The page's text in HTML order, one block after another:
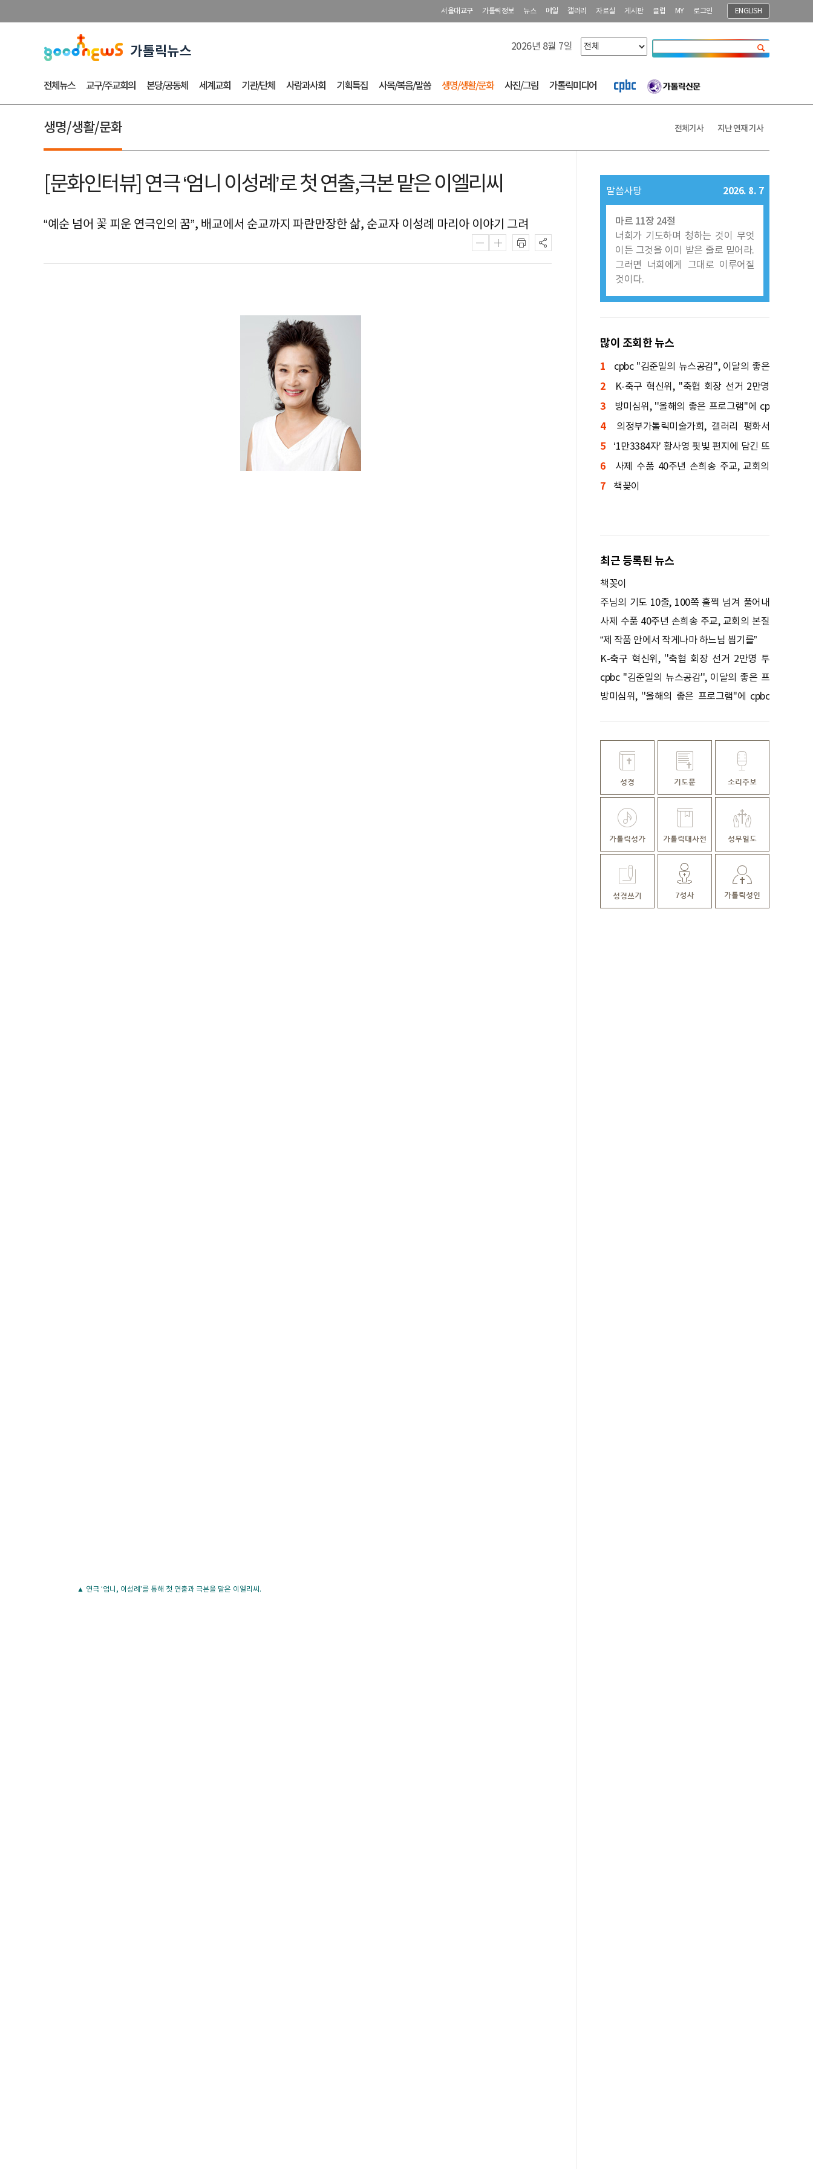
서울대교구 가톨릭정보 뉴스 메일 갤러리 자료실 게시판 클럽 MY 로그인 ENGLISH
2026년 8월 7일
전체뉴스 교구/주교회의 본당/공동체 세계교회 기관/단체 사람과사회 기획특집 사목/복음/말씀 생명/생활/문화 사진/그림 가톨릭미디어
생명/생활/문화 전체기사 지난 연재 기사
[문화인터뷰] 연극 ‘엄니 이성례’로 첫 연출,극본 맡은 이엘리씨
“예순 넘어 꽃 피운 연극인의 꿈”, 배교에서 순교까지 파란만장한 삶, 순교자 이성례 마리아 이야기 그려
▲ 연극 ‘엄니, 이성례’를 통해 첫 연출과 극본을 맡은 이엘리씨.
말씀사탕 2026. 8. 7
마르 11장 24절
너희가 기도하며 청하는 것이 무엇
이든 그것을 이미 받은 줄로 믿어라.
그러면 너희에게 그대로 이루어질
것이다.
많이 조회한 뉴스
1
cpbc ''김준일의 뉴스공감'', 이달의 좋은
프로그램 선정
2
K-축구 혁신위, ''축협 회장 선거 2만명
투표'' 권고
3
방미심위, ''올해의 좋은 프로그램''에 cp
bc ''낭비미식회'' 등 선정
4
의정부가톨릭미술가회, 갤러리 평화서
신입회원전 연다
5
‘1만3384자’ 황사영 핏빛 편지에 담긴 뜨
거운 신앙 서사 「백서(帛書)」
6
사제 수품 40주년 손희송 주교, 교회의
본질을 묻다
7 책꽂이
최근 등록된 뉴스
책꽂이
주님의 기도 10줄, 100쪽 훌쩍 넘겨 풀어내
다
사제 수품 40주년 손희송 주교, 교회의 본질
을 묻다
“제 작품 안에서 작게나마 하느님 뵙기를”
K-축구 혁신위, ''축협 회장 선거 2만명 투
표'' 권고
cpbc ''김준일의 뉴스공감'', 이달의 좋은 프
로그램 선정
방미심위, ''올해의 좋은 프로그램''에 cpbc